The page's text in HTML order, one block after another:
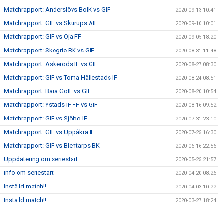
Matchrapport: Anderslövs BoIK vs GIF 2020-09-13 10:41
Matchrapport: GIF vs Skurups AIF 2020-09-10 10:01
Matchrapport: GIF vs Öja FF 2020-09-05 18:20
Matchrapport: Skegrie BK vs GIF 2020-08-31 11:48
Matchrapport: Askeröds IF vs GIF 2020-08-27 08:30
Matchrapport: GIF vs Torna Hällestads IF 2020-08-24 08:51
Matchrapport: Bara GoIF vs GIF 2020-08-20 10:54
Matchrapport: Ystads IF FF vs GIF 2020-08-16 09:52
Matchrapport: GIF vs Sjöbo IF 2020-07-31 23:10
Matchrapport: GIF vs Uppåkra IF 2020-07-25 16:30
Matchrapport: GIF vs Blentarps BK 2020-06-16 22:56
Uppdatering om seriestart 2020-05-25 21:57
Info om seriestart 2020-04-20 08:26
Inställd match!! 2020-04-03 10:22
Inställd match!! 2020-03-27 18:24